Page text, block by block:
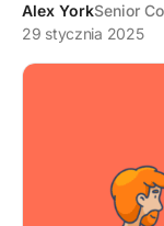
Alex YorkSenior
29 stycznia 2025